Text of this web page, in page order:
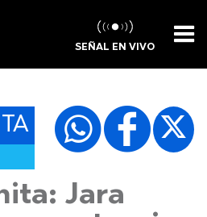
SEÑAL EN VIVO
Jara